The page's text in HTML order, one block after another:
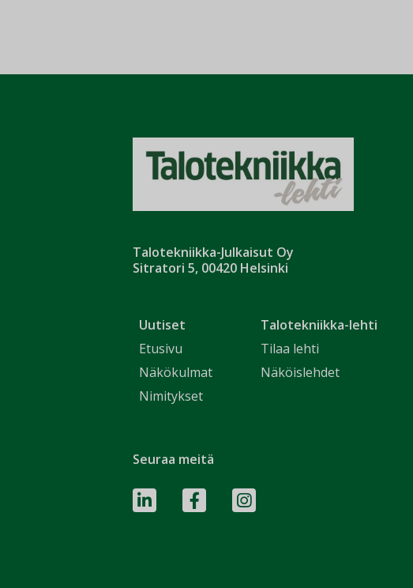
Talotekniikka-Julkaisut Oy
Sitratori 5, 00420 Helsinki
Uutiset
Etusivu
Näkökulmat
Nimitykset
Talotekniikka-lehti
Tilaa lehti
Näköislehdet
Seuraa meitä